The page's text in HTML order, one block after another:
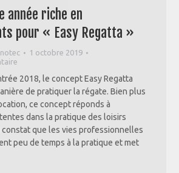
année riche en
pour « Easy Regatta »
1 octobre 2019
2018, le concept Easy Regatta
de pratiquer la régate. Bien plus
ce concept réponds à
dans la pratique des loisirs
que les vies professionnelles
peu de temps à la pratique et met